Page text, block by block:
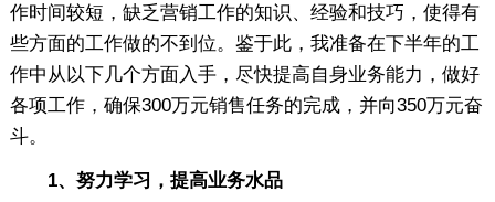
作时间较短，缺乏营销工作的知识、经验和技巧，使得有
些方面的工作做的不到位。鉴于此，我准备在下半年的工
作中从以下几个方面入手，尽快提高自身业务能力，做好
各项工作，确保300万元销售任务的完成，并向350万元奋
斗。
1、努力学习，提高业务水品